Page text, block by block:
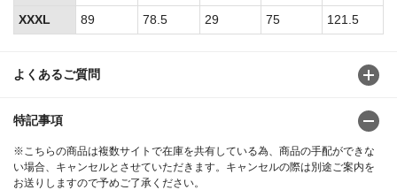
よくあるご質問
特記事項
※こちらの商品は複数サイトで在庫を共有している為、商品の手配ができな
い場合、キャンセルとさせていただきます。キャンセルの際は別途ご案内を
お送りしますので予めご了承ください。
XXXL
89 78.5 29 75 121.5